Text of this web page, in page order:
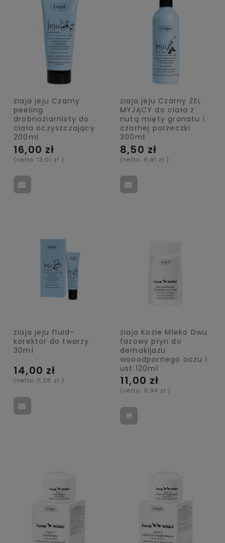
ziaja jeju Czarny
peeling
drobnoziarnisty do
ciała oczyszczający
200ml
16,00 zł
(netto: 13,01 zł )
ziaja jeju Czarny ŻEL
MYJĄCY do ciała z
nutą mięty granatu i
czarnej porzeczki
300ml
8,50 zł
(netto: 6,91 zł )
ziaja jeju fluid-
korektor do twarzy
30ml
14,00 zł
(netto: 11,38 zł )
ziaja Kozie Mleko Dwu
fazowy płyn do
demakijażu
wooodpornego oczu i
ust 120ml
11,00 zł
(netto: 8,94 zł )